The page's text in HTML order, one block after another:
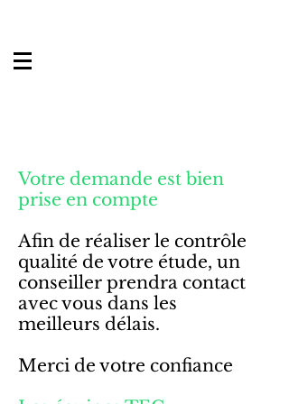
Votre demande est bien
prise en compte
Afin de réaliser le contrôle
qualité de votre étude, un
conseiller prendra contact
avec vous dans les
meilleurs délais.
Merci de votre confiance